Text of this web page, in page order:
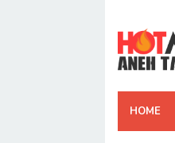
content
HOME